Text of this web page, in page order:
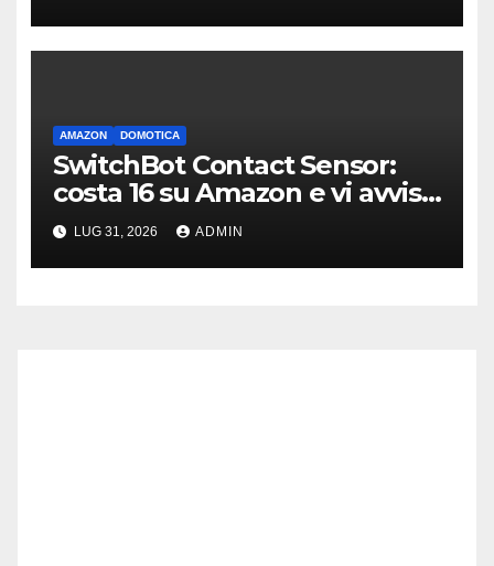
AMAZON DOMOTICA
SwitchBot Contact Sensor:
costa 16 su Amazon e vi avvisa
se qualcuno apre porte o
finestre
LUG 31, 2026 ADMIN